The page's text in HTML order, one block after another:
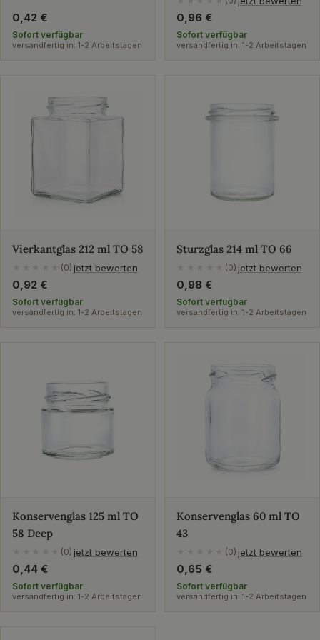
Regulärer
Preis
0,42 €
Sofort verfügbar
versandfertig in: 1-2 Arbeitstagen
Regulärer
Preis
0,96 €
Sofort verfügbar
versandfertig in: 1-2 Arbeitstagen
Vierkantglas 212 ml TO 58
(0) jetzt bewerten
Regulärer
Preis
0,92 €
Sofort verfügbar
versandfertig in: 1-2 Arbeitstagen
Sturzglas 214 ml TO 66
(0) jetzt bewerten
Regulärer
Preis
0,98 €
Sofort verfügbar
versandfertig in: 1-2 Arbeitstagen
Konservenglas 125 ml TO
58 Deep
(0) jetzt bewerten
Regulärer
Preis
0,44 €
Sofort verfügbar
versandfertig in: 1-2 Arbeitstagen
Konservenglas 60 ml TO
43
(0) jetzt bewerten
Regulärer
Preis
0,65 €
Sofort verfügbar
versandfertig in: 1-2 Arbeitstagen